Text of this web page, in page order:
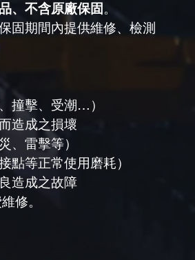
、不含原廠保固 。
固期間內提供維修、檢測
撞擊、受潮…）
造成之損壞
、雷擊等）
點等正常使用磨耗）
造成之故障
修。